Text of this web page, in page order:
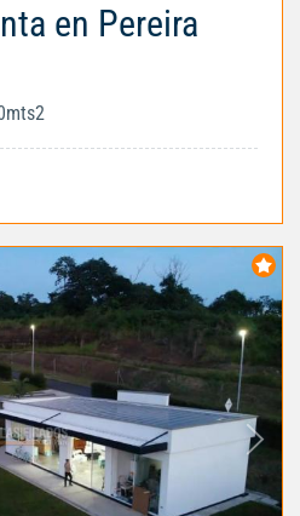
en Pereira